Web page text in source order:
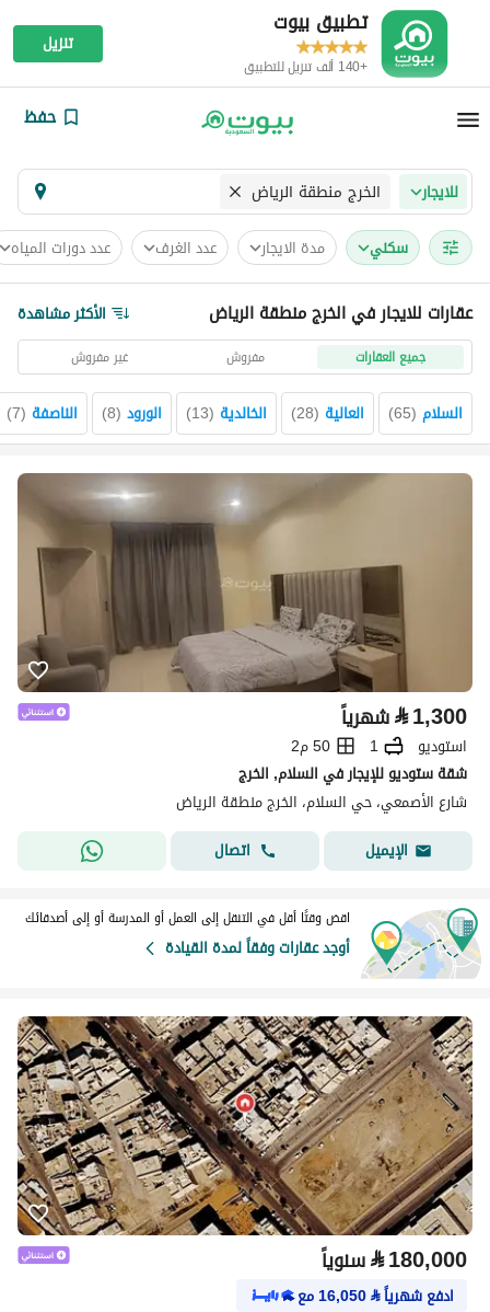
تطبيق بيوت
+140 ألف تنزيل للتطبيق
تنزيل
حفظ
للايجار الخرج منطقة الرياض
سكني مدة الايجار عدد الغرف عدد دورات المياه
عقارات للايجار في الخرج منطقة الرياض الأكثر مشاهدة
جميع العقارات مفروش غير مفروش
السلام (
65
) العالية (
28
) الخالدية (
13
) الورود (
8
) الناصفة (
7
)
⃁1,300 شهرياً
استوديو 1
50 م2
شقة ستوديو للإيجار في السلام, الخرج
شارع الأصمعي، حي السلام، الخرج منطقة الرياض
الإيميل
اتصال
اقض وقتًا أقل في التنقل إلى العمل أو المدرسة أو إلى أصدقائك
أوجد عقارات وفقاً لمدة القيادة
⃁180,000 سنوياً
ادفع شهرياً⃁
16,050مع